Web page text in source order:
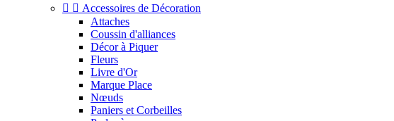
  Accessoires de Décoration
Attaches
Coussin d'alliances
Décor à Piquer
Fleurs
Livre d'Or
Marque Place
Nœuds
Paniers et Corbeilles